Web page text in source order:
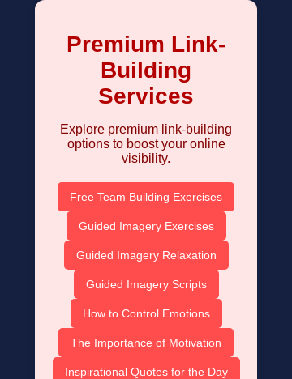
Premium Link-
Building
Services
Explore premium link-building
options to boost your online
visibility.
Free Team Building Exercises
Guided Imagery Exercises
Guided Imagery Relaxation
Guided Imagery Scripts
How to Control Emotions
The Importance of Motivation
Inspirational Quotes for the Day